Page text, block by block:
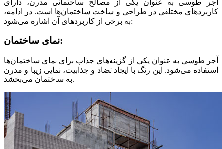
آجر طوسی به عنوان یکی از مصالح ساختمانی مدرن، دارای
کاربردهای مختلفی در طراحی و ساخت ساختمان‌ها است. در ادامه،
به برخی از کاربردهای آن اشاره می‌شود:
نمای ساختمان:
آجر طوسی به عنوان یکی از گزینه‌های جذاب برای نمای ساختمان‌ها
استفاده می‌شود. این رنگ با ایجاد تضاد و جذابیت، نمایی زیبا و مدرن
به ساختمان می‌بخشد.